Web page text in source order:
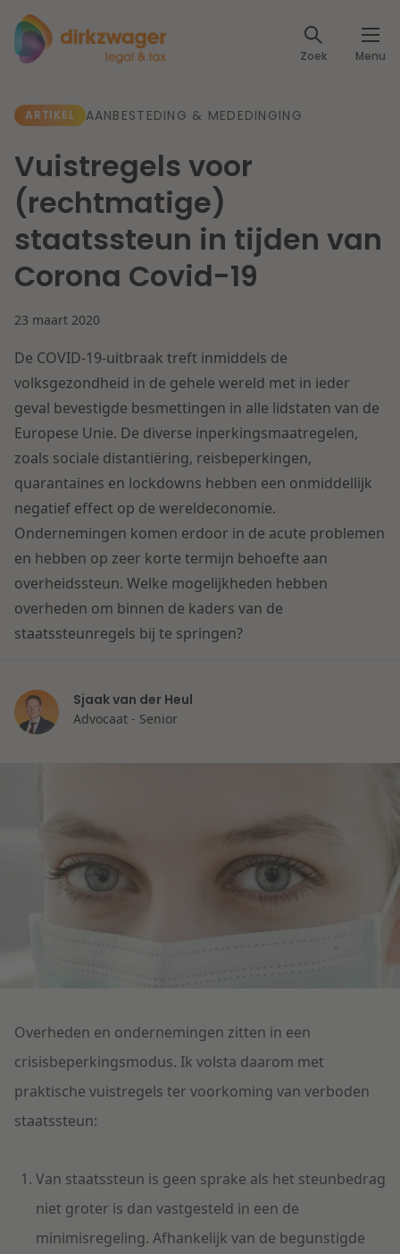
Zoek Menu
Expertises
Fiscaal
Arbeid & Pensioen
IE & Innovatie
Herstructurering & Insolventie
Energie
Zorg & Sociaal domein
Vastgoed
Aanbesteding & Mededinging
Onderwijs
Lees meer
Dichtbij de kansen en uitdagingen in de
woningbouw
Lees meer
Artikelen
Klantcases
Events
Specialisten
Internationale partners
Nieuws
Werken bij
Contact
Nederlands
ARTIKEL AANBESTEDING & MEDEDINGING
Vuistregels voor
(rechtmatige)
staatssteun in tijden van
Corona Covid-19
23 maart 2020
De COVID-19-uitbraak treft inmiddels de
volksgezondheid in de gehele wereld met in ieder
geval bevestigde besmettingen in alle lidstaten van de
Europese Unie. De diverse inperkingsmaatregelen,
zoals sociale distantiëring, reisbeperkingen,
quarantaines en lockdowns hebben een onmiddellijk
negatief effect op de wereldeconomie.
Ondernemingen komen erdoor in de acute problemen
en hebben op zeer korte termijn behoefte aan
overheidssteun. Welke mogelijkheden hebben
overheden om binnen de kaders van de
staatssteunregels bij te springen?
Sjaak van der Heul
Advocaat - Senior
Overheden en ondernemingen zitten in een
crisisbeperkingsmodus. Ik volsta daarom met
praktische vuistregels ter voorkoming van verboden
staatssteun:
Van staatssteun is geen sprake als het steunbedrag
niet groter is dan vastgesteld in een de
minimisregeling. Afhankelijk van de begunstigde